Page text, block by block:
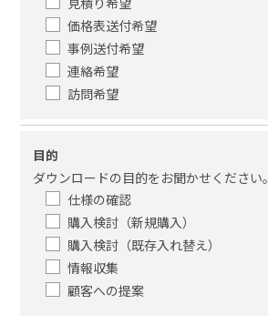
価格表送付希望
事例送付希望
連絡希望
訪問希望
目的
ダウンロードの目的をお聞かせください。
仕様の確認
購入検討（新規購入）
購入検討（既存入れ替え）
情報収集
顧客への提案